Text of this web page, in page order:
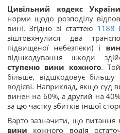
Цивільний кодекс України
норми щодо розподілу
вині. Згідно зі статтею 1188
зіштовхнулися два
підвищеної небезпеки) і
відшкодування шкоди
ступеню вини кожного​.
більше, відшкодовує більшу
водієві​. Наприклад, якщо суд
винен на 60%, а другий на
за цю частку збитків іншої
Варто зазначити, що питання
вини кожного водія